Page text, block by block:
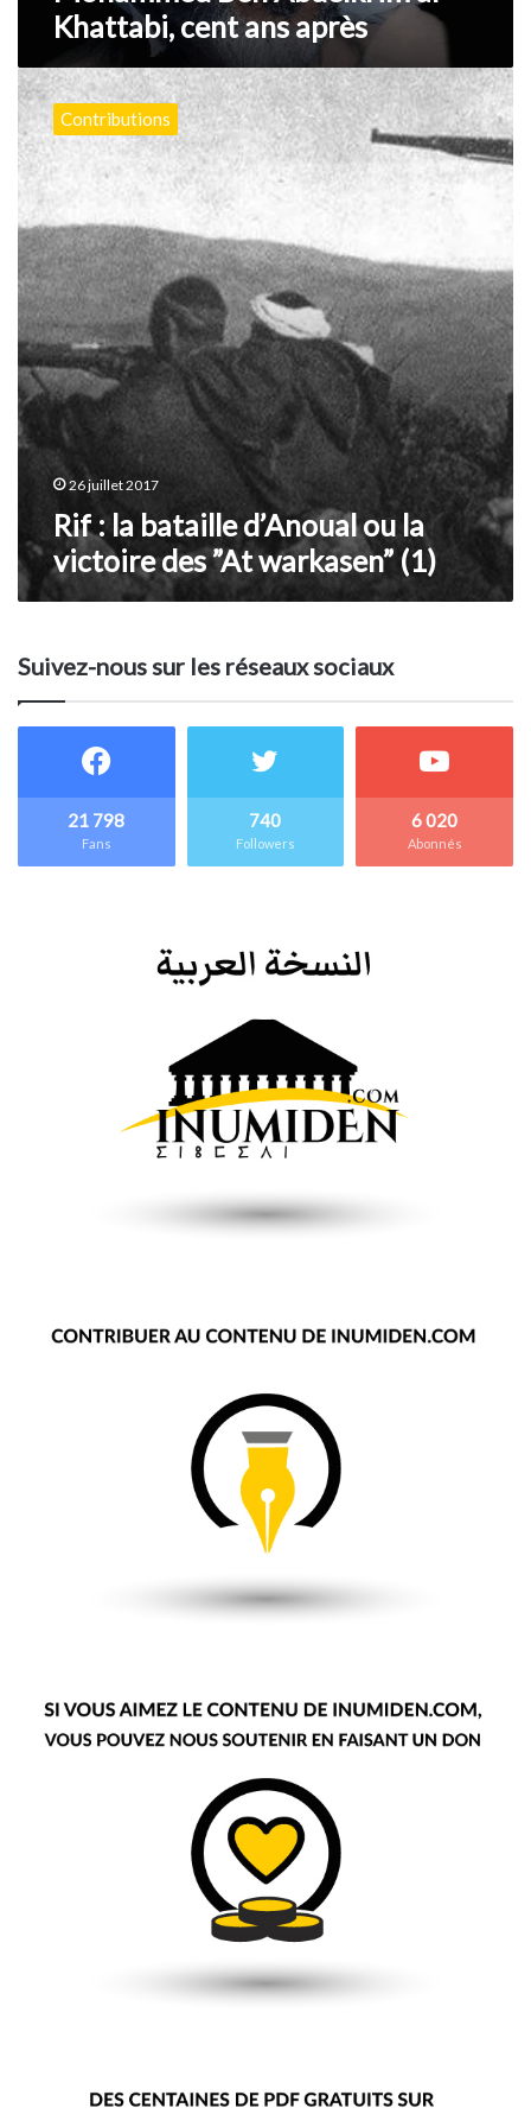
aprèsKhattabi, cent ans après
Rif
:
la
bataille
d’Anoual
ou
la
victoire
des
”At
warkasen”
(1)
Contributions
26 juillet 2017
Rif : la bataille d’Anoual ou la
victoire des ”At warkasen” (1)
Suivez-nous sur les réseaux sociaux
21 798
Fans
740
Followers
6 020
Abonnés